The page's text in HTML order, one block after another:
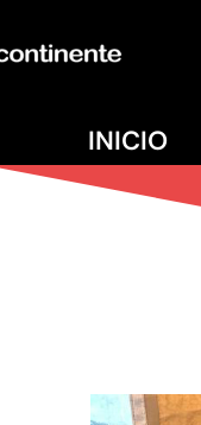
INICIO